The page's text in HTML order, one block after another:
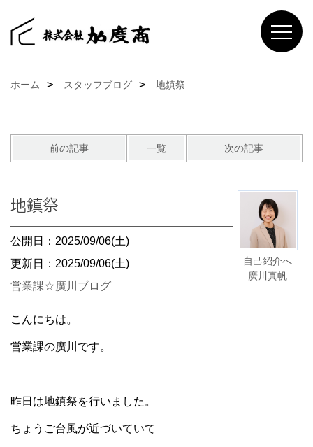
ホーム スタッフブログ 地鎮祭
前の記事 一覧 次の記事
自己紹介へ
廣川真帆
地鎮祭
公開日：2025/09/06(土)
更新日：2025/09/06(土)
営業課☆廣川ブログ
こんにちは。
営業課の廣川です。
昨日は地鎮祭を行いました。
ちょうご台風が近づいていて